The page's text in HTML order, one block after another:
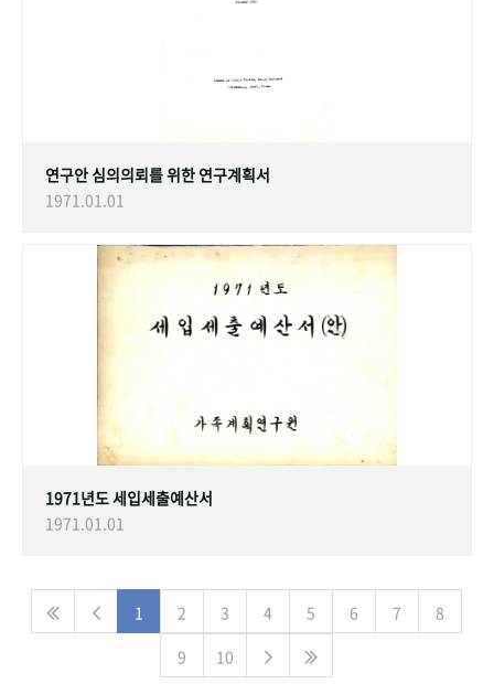
연구안 심의의뢰를 위한 연구계획서
1971.01.01
1971년도 세입세출예산서
1971.01.01
1 2 3 4 5 6 7
8
9
10